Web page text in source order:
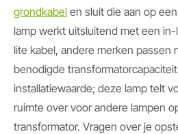
grondkabel en sluit die aan op een
lamp werkt uitsluitend met een
lite kabel, andere merken passen
benodigde
installatiewaarde; deze lamp telt
ruimte over voor andere lampen
transformator. Vragen over je